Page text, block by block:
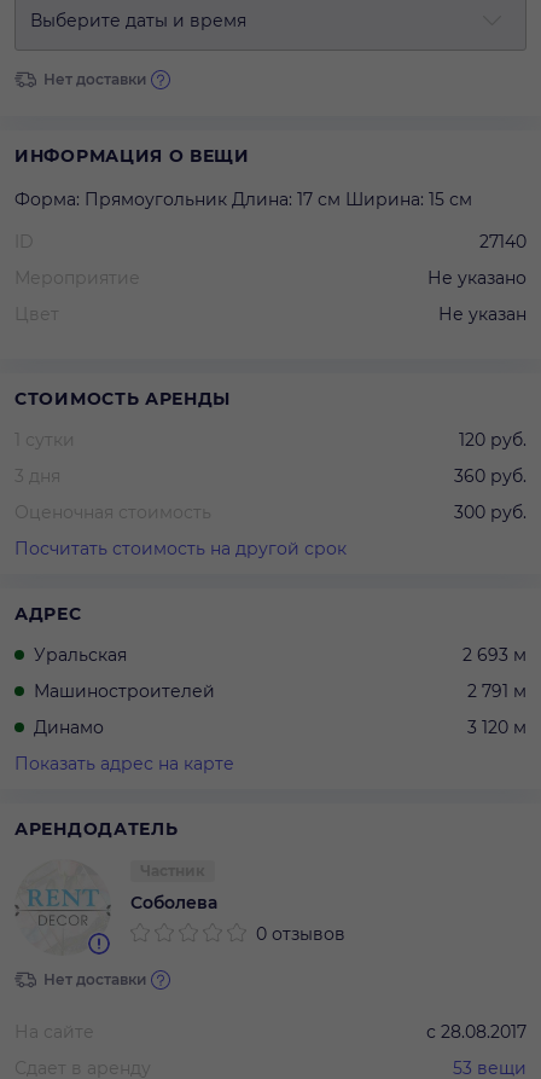
Выберите даты и время
Нет доставки
ИНФОРМАЦИЯ О ВЕЩИ
Форма: Прямоугольник Длина: 17 см Ширина: 15 см
ID
27140
Мероприятие
Не указано
Цвет
Не указан
СТОИМОСТЬ АРЕНДЫ
1 сутки
120 руб.
3 дня
360 руб.
Оценочная стоимость
300 руб.
Посчитать стоимость на другой срок
АДРЕС
Уральская
2 693 м
Машиностроителей
2 791 м
Динамо
3 120 м
Показать адрес на карте
АРЕНДОДАТЕЛЬ
Соболева
0 отзывов
Нет доставки
На сайте с 28.08.2017
Сдает в аренду
53 вещи